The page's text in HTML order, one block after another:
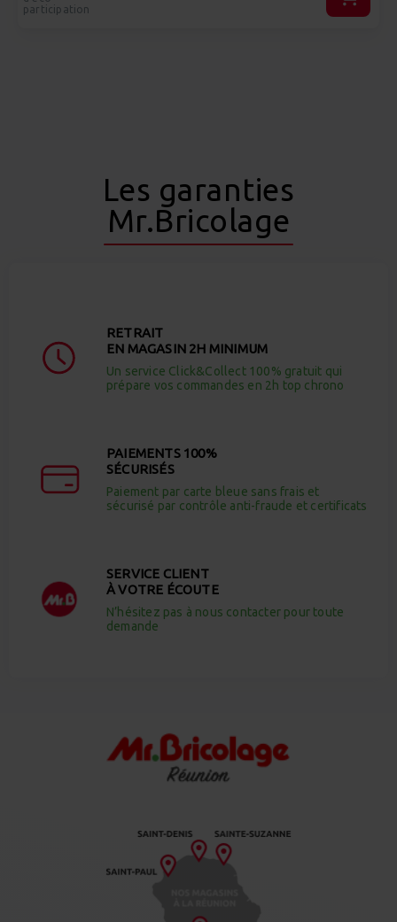
participation
Les garanties
Mr.Bricolage
RETRAIT
EN MAGASIN 2H MINIMUM
Un service Click&Collect 100% gratuit qui
prépare vos commandes en 2h top chrono
PAIEMENTS 100%
SÉCURISÉS
Paiement par carte bleue sans frais et
sécurisé par contrôle anti-fraude et certificats
SERVICE CLIENT
À VOTRE ÉCOUTE
N’hésitez pas à nous contacter pour toute
demande